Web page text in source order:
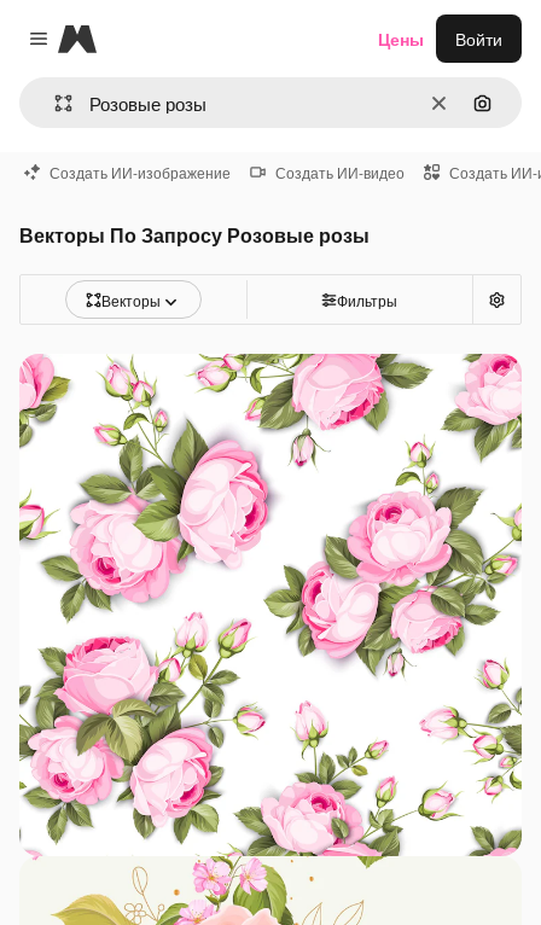
Close menu
Magnific
ОчиститьПоиск
Цены Войти
Создать ИИ-изображение Создать ИИ-видео Создать ИИ-
Векторы По Запросу Розовые розы
Векторы Фильтры